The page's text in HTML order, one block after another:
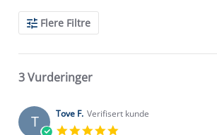
Search
ReviewsFlere Filtre
3 Vurderinger
T Tove F. Verifisert kunde